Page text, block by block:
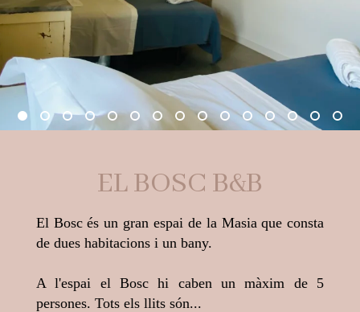
EL BOSC B&B
El Bosc és un gran espai de la Masia que consta
de dues habitacions i un bany.
A l'espai el Bosc hi caben un màxim de 5
persones. Tots els llits són...